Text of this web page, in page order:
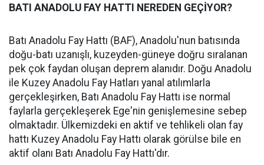
BATI ANADOLU FAY HATTI NEREDEN GEÇİYOR?
Batı Anadolu Fay Hattı (BAF), Anadolu'nun batısında
doğu-batı uzanışlı, kuzeyden-güneye doğru sıralanan
pek çok faydan oluşan deprem alanıdır. Doğu Anadolu
ile Kuzey Anadolu Fay Hatları yanal atılımlarla
gerçekleşirken, Batı Anadolu Fay Hattı ise normal
faylarla gerçekleşerek Ege'nin genişlemesine sebep
olmaktadır. Ülkemizdeki en aktif ve tehlikeli olan fay
hattı Kuzey Anadolu Fay Hattı olarak görülse bile en
aktif olanı Batı Anadolu Fay Hattı'dır.